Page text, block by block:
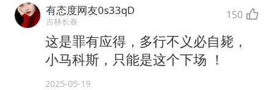
有态度网友0s33qD
吉林长春 150
这是罪有应得，多行不义必自毙，
小马科斯，只能是这个下场 ！
2025-05-19